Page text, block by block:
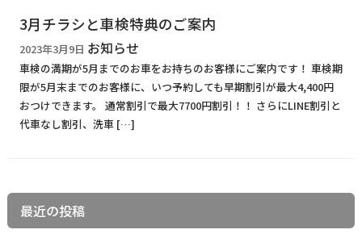
3月チラシと車検特典のご案内
2023年3月9日 お知らせ
車検の満期が5月までのお車をお持ちのお客様にご案内です！ 車検期
限が5月末までのお客様に、いつ予約しても早期割引が最大4,400円
おつけできます。 通常割引で最大7700円割引！！ さらにLINE割引と
代車なし割引、洗車 […]
最近の投稿